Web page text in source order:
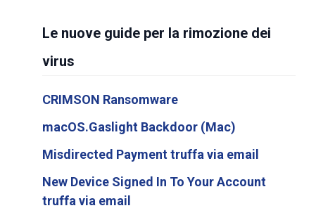
Le nuove guide per la rimozione dei
virus
CRIMSON Ransomware
macOS.Gaslight Backdoor (Mac)
Misdirected Payment truffa via email
New Device Signed In To Your Account
truffa via email